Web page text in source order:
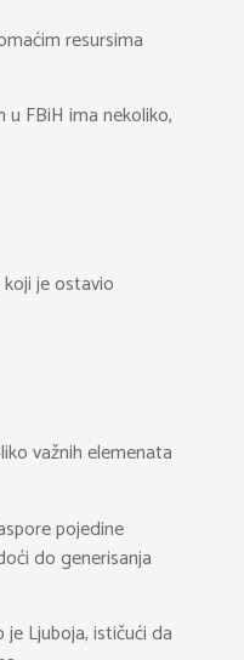
resursima
FBiH ima nekoliko,
je ostavio
važnih elemenata
pojedine
do generisanja
Ljuboja, ističući da